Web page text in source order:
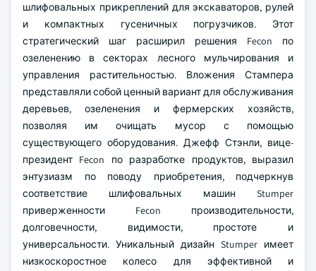
шлифовальных прикреплений для экскаваторов, рулей
и компактных гусеничных погрузчиков. Этот
стратегический шаг расширил решения Fecon по
озеленению в секторах лесного мульчирования и
управления растительностью. Вложения Стампера
представляли собой ценный вариант для обслуживания
деревьев, озеленения и фермерских хозяйств,
позволяя им очищать мусор с помощью
существующего оборудования. Джефф Стэнли, вице-
президент Fecon по разработке продуктов, выразил
энтузиазм по поводу приобретения, подчеркнув
соответствие шлифовальных машин Stumper
приверженности Fecon производительности,
долговечности, видимости, простоте и
универсальности. Уникальный дизайн Stumper имеет
низкоскоростное колесо для эффективной и